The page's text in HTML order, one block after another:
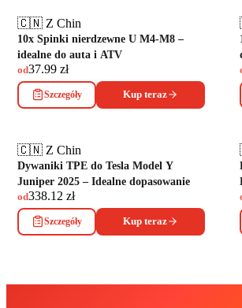
🇨🇳 Z Chin
10x Spinki nierdzewne U M4-M8 –
idealne do auta i ATV
od37.99 zł
Szczegóły Kup teraz
🇨🇳 Z Chin
Dywaniki TPE do Tesla Model Y
Juniper 2025 – Idealne dopasowanie
od338.12 zł
Szczegóły Kup teraz